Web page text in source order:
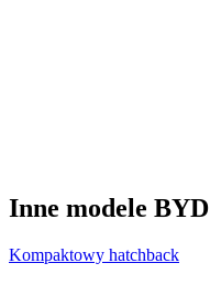
Inne modele BYD
Kompaktowy hatchback